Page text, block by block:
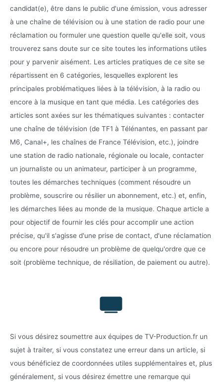
candidat(e), être dans le public d'une émission, vous adresser
à une chaîne de télévision ou à une station de radio pour une
réclamation ou formuler une question quelle qu'elle soit, vous
trouverez sans doute sur ce site toutes les informations utiles
pour y parvenir aisément. Les articles pratiques de ce site se
répartissent en 6 catégories, lesquelles explorent les
principales problématiques liées à la télévision, à la radio ou
encore à la musique en tant que média. Les catégories des
articles sont axées sur les thématiques suivantes : contacter
une chaîne de télévision (de TF1 à Télénantes, en passant par
M6, Canal+, les chaînes de France Télévision, etc.), joindre
une station de radio nationale, régionale ou locale, contacter
un journaliste ou un animateur, participer à un programme,
toutes les démarches techniques (comment résoudre un
problème, souscrire ou résilier un abonnement, etc.) et, enfin,
les démarches liées au monde de la musique. Chaque article a
pour objectif de fournir les clés pour accomplir une action
précise, qu'il s'agisse d'une prise de contact, d'une réclamation
ou encore pour résoudre un problème de quelqu'ordre que ce
soit (problème technique, de résiliation, de paiement ou autre).
Si vous désirez soumettre aux équipes de TV-Production.fr un
sujet à traiter, si vous constatez une erreur dans un article, si
vous bénéficiez de coordonnées utiles supplémentaires et, plus
généralement, si vous désirez émettre une remarque qui